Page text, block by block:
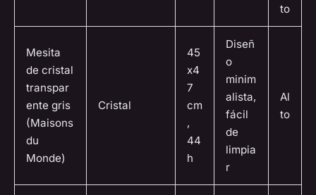
to
Mesita
de cristal
transpar
ente gris
(Maisons
du
Monde)
Cristal
45
x4
7
cm
,
44
h
Diseñ
o
minim
alista,
fácil
de
limpia
r
Al
to